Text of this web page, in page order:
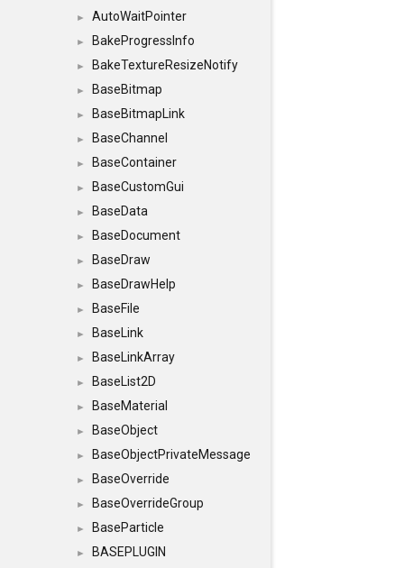
► AutoWaitPointer
► BakeProgressInfo
► BakeTextureResizeNotify
► BaseBitmap
► BaseBitmapLink
► BaseChannel
► BaseContainer
► BaseCustomGui
► BaseData
► BaseDocument
► BaseDraw
► BaseDrawHelp
► BaseFile
► BaseLink
► BaseLinkArray
► BaseList2D
► BaseMaterial
► BaseObject
► BaseObjectPrivateMessage
► BaseOverride
► BaseOverrideGroup
► BaseParticle
► BASEPLUGIN